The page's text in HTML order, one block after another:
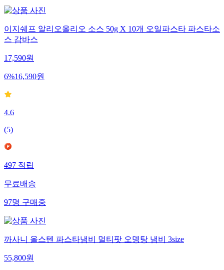
이지쉐프 알리오올리오 소스 50g X 10개 오일파스타 파스타소
스 감바스
17,590원
6%16,590원
4.6
(5)
497적립
무료배송
97명구매중
까사니 올스텐 파스타냄비 멀티팟 오뎅탕 냄비 3size
55,800원